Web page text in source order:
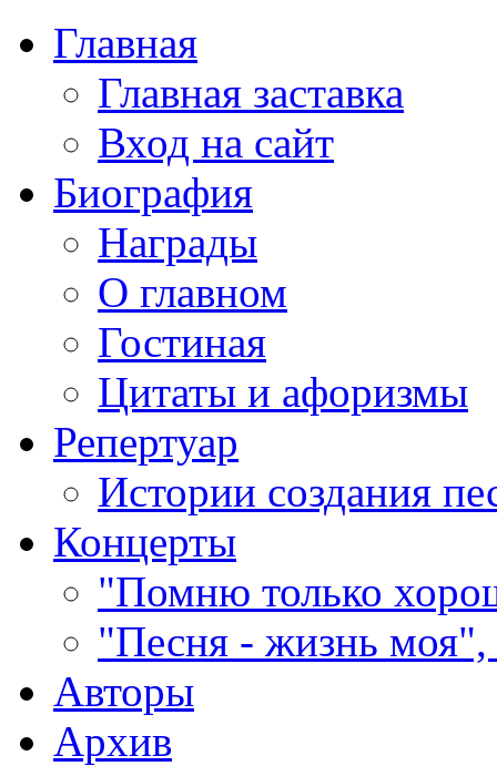
Главная
Главная заставка
Вход на сайт
Биография
Награды
О главном
Гостиная
Цитаты и афоризмы
Репертуар
Истории создания
Концерты
"Помню только
"Песня - жизнь моя",
Авторы
Архив